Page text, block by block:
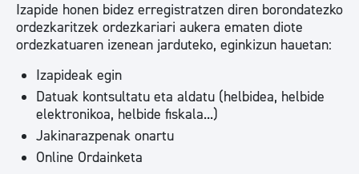
Izapide honen bidez erregistratzen diren borondatezko
ordezkaritzek ordezkariari aukera ematen diote
ordezkatuaren izenean jarduteko, eginkizun hauetan:
Izapideak egin
Datuak kontsultatu eta aldatu (helbidea, helbide
elektronikoa, helbide fiskala...)
Jakinarazpenak onartu
Online Ordainketa